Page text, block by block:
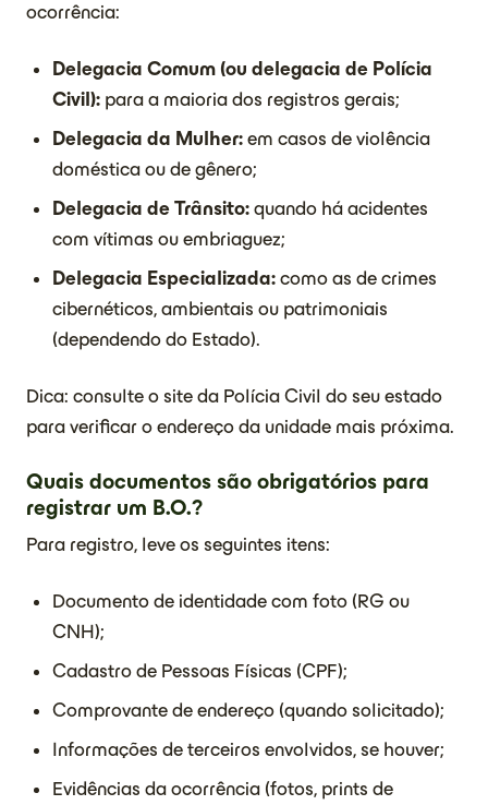
ocorrência:
Delegacia Comum (ou delegacia de Polícia
Civil): para a maioria dos registros gerais;
Delegacia da Mulher: em casos de violência
doméstica ou de gênero;
Delegacia de Trânsito: quando há acidentes
com vítimas ou embriaguez;
Delegacia Especializada: como as de crimes
cibernéticos, ambientais ou patrimoniais
(dependendo do Estado).
Dica: consulte o site da Polícia Civil do seu estado
para verificar o endereço da unidade mais próxima.
Quais documentos são obrigatórios para
registrar um B.O.?
Para registro, leve os seguintes itens:
Documento de identidade com foto (RG ou
CNH);
Cadastro de Pessoas Físicas (CPF);
Comprovante de endereço (quando solicitado);
Informações de terceiros envolvidos, se houver;
Evidências da ocorrência (fotos, prints de